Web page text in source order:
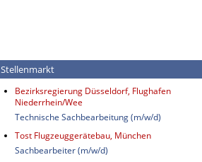
Stellenmarkt
Bezirksregierung Düsseldorf, Flughafen
Niederrhein/Wee
Technische Sachbearbeitung (m/w/d)
Tost Flugzeuggerätebau, München
Sachbearbeiter (m/w/d)